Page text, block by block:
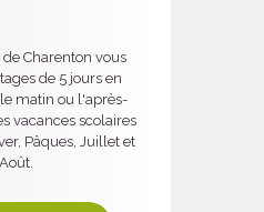
de Charenton vous
de 5 jours en
matin ou l'après-
vacances scolaires
Pâques, Juillet et
Août.